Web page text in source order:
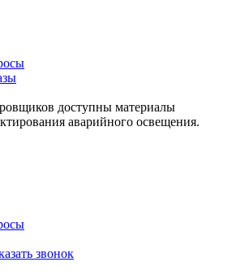
доступны материалы
аварийного освещения.
звонок